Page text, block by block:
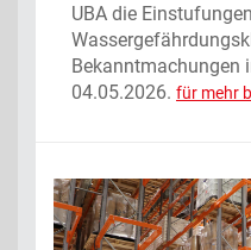
UBA die
Bekanntmachungen
04.05.2026. für mehr